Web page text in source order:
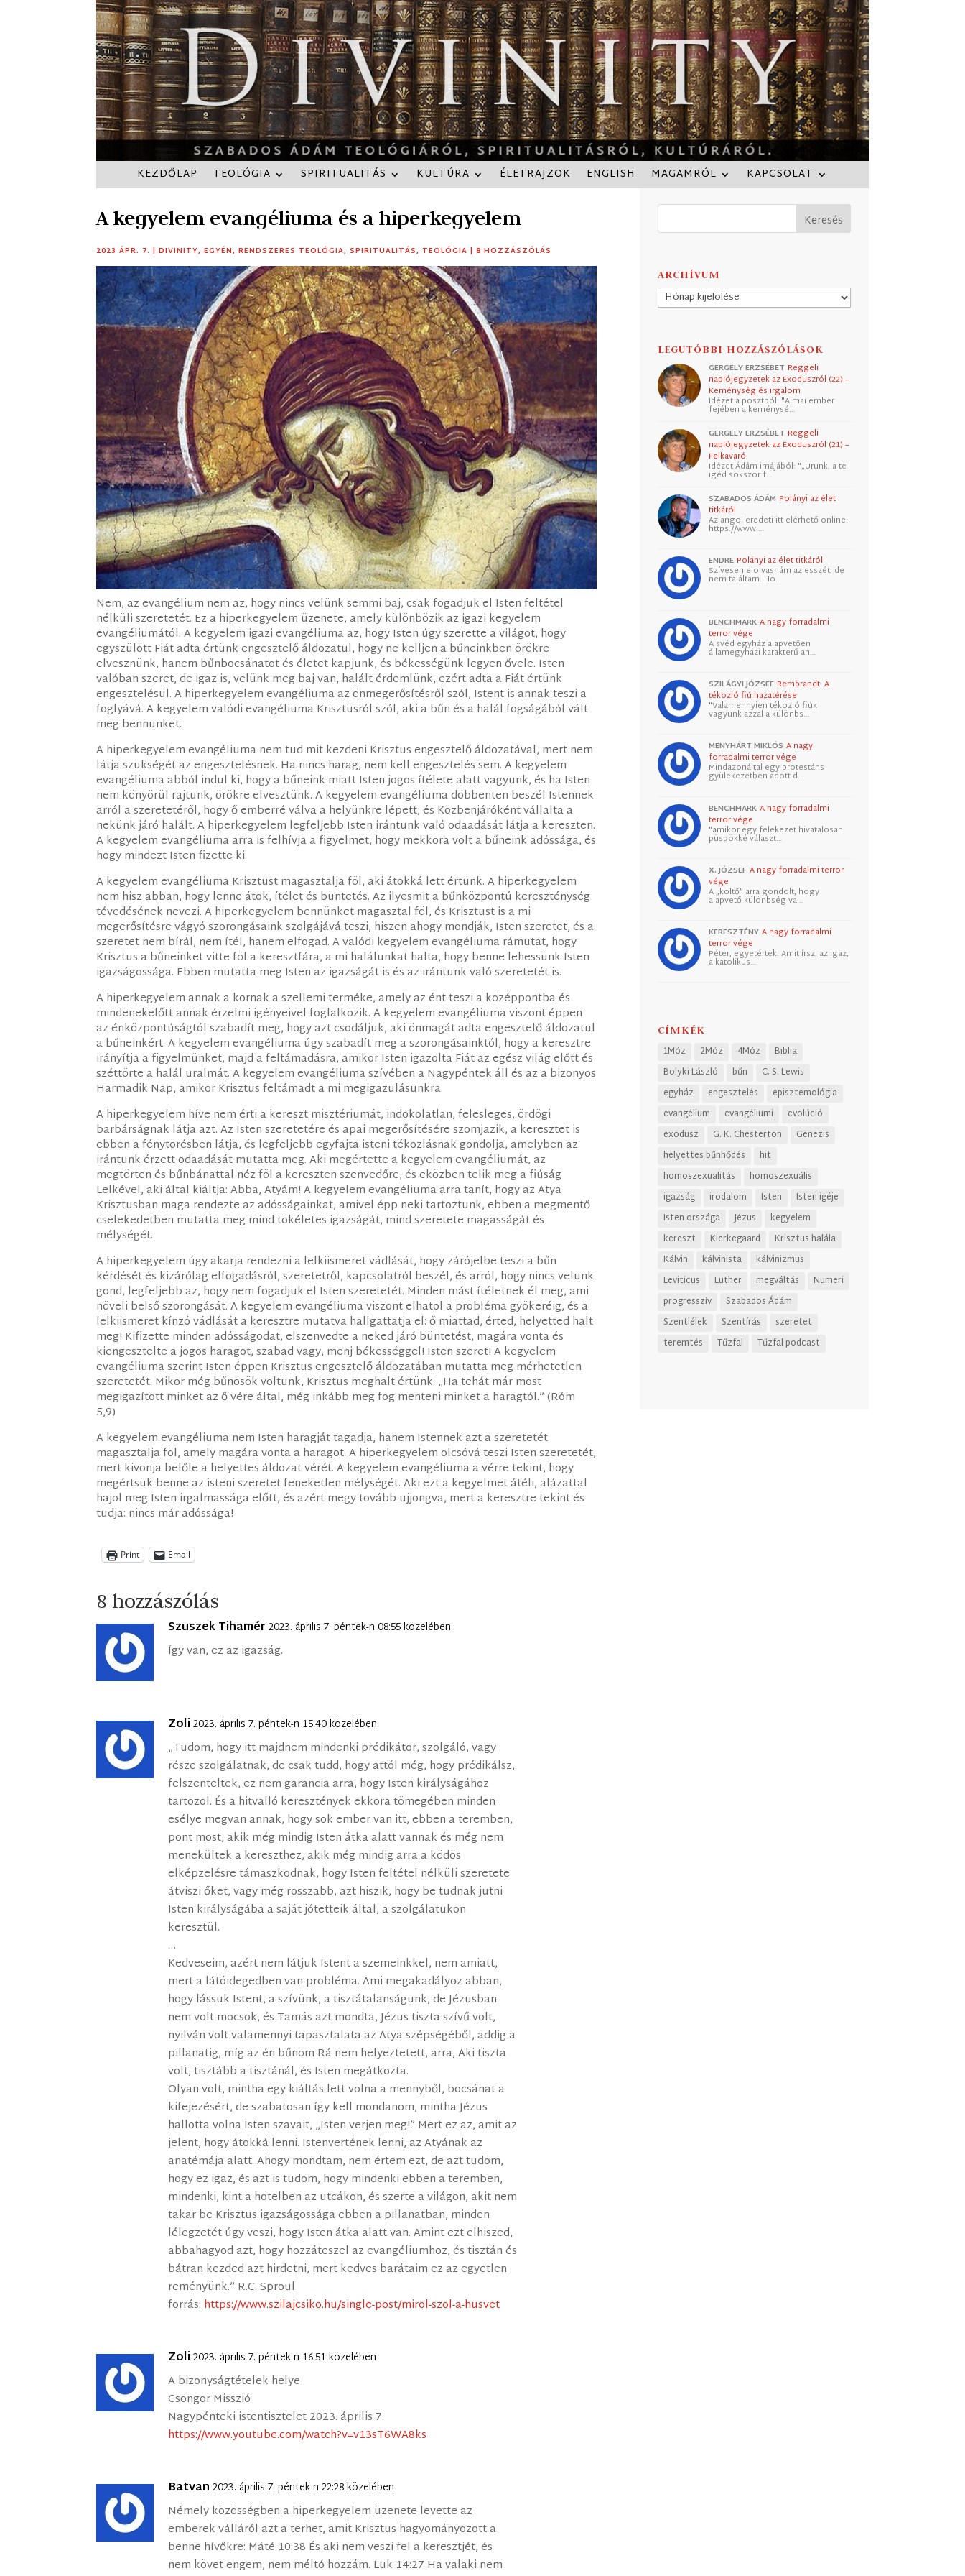
KEZDŐLAP TEOLÓGIA SPIRITUALITÁS KULTÚRA ÉLETRAJZOK ENGLISH MAGAMRÓL KAPCSOLAT
A kegyelem evangéliuma és a hiperkegyelem
2023 ÁPR. 7. |DIVINITY,EGYÉN,RENDSZERES TEOLÓGIA,SPIRITUALITÁS, TEOLÓGIA |8 HOZZÁSZÓLÁS
Nem, az evangélium nem az, hogy nincs velünk semmi baj, csak fogadjuk el Isten feltétel
nélküli szeretetét. Ez a hiperkegyelem üzenete, amely különbözik az igazi kegyelem
evangéliumától. A kegyelem igazi evangéliuma az, hogy Isten úgy szerette a világot, hogy
egyszülött Fiát adta értünk engesztelő áldozatul, hogy ne kelljen a bűneinkben örökre
elvesznünk, hanem bűnbocsánatot és életet kapjunk, és békességünk legyen ővele. Isten
valóban szeret, de igaz is, velünk meg baj van, halált érdemlünk, ezért adta a Fiát értünk
engesztelésül. A hiperkegyelem evangéliuma az önmegerősítésről szól, Istent is annak teszi a
foglyává. A kegyelem valódi evangéliuma Krisztusról szól, aki a bűn és a halál fogságából vált
meg bennünket.
A hiperkegyelem evangéliuma nem tud mit kezdeni Krisztus engesztelő áldozatával, mert nem
látja szükségét az engesztelésnek. Ha nincs harag, nem kell engesztelés sem. A kegyelem
evangéliuma abból indul ki, hogy a bűneink miatt Isten jogos ítélete alatt vagyunk, és ha Isten
nem könyörül rajtunk, örökre elvesztünk. A kegyelem evangéliuma döbbenten beszél Istennek
arról a szeretetéről, hogy ő emberré válva a helyünkre lépett, és Közbenjáróként vállalta a
nekünk járó halált. A hiperkegyelem legfeljebb Isten irántunk való odaadását látja a kereszten.
A kegyelem evangéliuma arra is felhívja a figyelmet, hogy mekkora volt a bűneink adóssága, és
hogy mindezt Isten fizette ki.
A kegyelem evangéliuma Krisztust magasztalja föl, aki átokká lett értünk. A hiperkegyelem
nem hisz abban, hogy lenne átok, ítélet és büntetés. Az ilyesmit a bűnközpontú kereszténység
tévedésének nevezi. A hiperkegyelem bennünket magasztal föl, és Krisztust is a mi
megerősítésre vágyó szorongásaink szolgájává teszi, hiszen ahogy mondják, Isten szeretet, és a
szeretet nem bírál, nem ítél, hanem elfogad. A valódi kegyelem evangéliuma rámutat, hogy
Krisztus a bűneinket vitte föl a keresztfára, a mi halálunkat halta, hogy benne lehessünk Isten
igazságossága. Ebben mutatta meg Isten az igazságát is és az irántunk való szeretetét is.
A hiperkegyelem annak a kornak a szellemi terméke, amely az ént teszi a középpontba és
mindenekelőtt annak érzelmi igényeivel foglalkozik. A kegyelem evangéliuma viszont éppen
az énközpontúságtól szabadít meg, hogy azt csodáljuk, aki önmagát adta engesztelő áldozatul
a bűneinkért. A kegyelem evangéliuma úgy szabadít meg a szorongásainktól, hogy a keresztre
irányítja a figyelmünket, majd a feltámadásra, amikor Isten igazolta Fiát az egész világ előtt és
széttörte a halál uralmát. A kegyelem evangéliuma szívében a Nagypéntek áll és az a bizonyos
Harmadik Nap, amikor Krisztus feltámadt a mi megigazulásunkra.
A hiperkegyelem híve nem érti a kereszt misztériumát, indokolatlan, felesleges, ördögi
barbárságnak látja azt. Az Isten szeretetére és apai megerősítésére szomjazik, a keresztet is
ebben a fénytörésben látja, és legfeljebb egyfajta isteni tékozlásnak gondolja, amelyben az
irántunk érzett odaadását mutatta meg. Aki megértette a kegyelem evangéliumát, az
megtörten és bűnbánattal néz föl a kereszten szenvedőre, és eközben telik meg a fiúság
Lelkével, aki által kiáltja: Abba, Atyám! A kegyelem evangéliuma arra tanít, hogy az Atya
Krisztusban maga rendezte az adósságainkat, amivel épp neki tartoztunk, ebben a megmentő
cselekedetben mutatta meg mind tökéletes igazságát, mind szeretete magasságát és
mélységét.
A hiperkegyelem úgy akarja rendezni a lelkiismeret vádlását, hogy zárójelbe teszi a bűn
kérdését és kizárólag elfogadásról, szeretetről, kapcsolatról beszél, és arról, hogy nincs velünk
gond, legfeljebb az, hogy nem fogadjuk el Isten szeretetét. Minden mást ítéletnek él meg, ami
növeli belső szorongását. A kegyelem evangéliuma viszont elhatol a probléma gyökeréig, és a
lelkiismeret kínzó vádlását a keresztre mutatva hallgattatja el: ő miattad, érted, helyetted halt
meg! Kifizette minden adósságodat, elszenvedte a neked járó büntetést, magára vonta és
kiengesztelte a jogos haragot, szabad vagy, menj békességgel! Isten szeret! A kegyelem
evangéliuma szerint Isten éppen Krisztus engesztelő áldozatában mutatta meg mérhetetlen
szeretetét. Mikor még bűnösök voltunk, Krisztus meghalt értünk. „Ha tehát már most
megigazított minket az ő vére által, még inkább meg fog menteni minket a haragtól.” (Róm
5,9)
A kegyelem evangéliuma nem Isten haragját tagadja, hanem Istennek azt a szeretetét
magasztalja föl, amely magára vonta a haragot. A hiperkegyelem olcsóvá teszi Isten szeretetét,
mert kivonja belőle a helyettes áldozat vérét. A kegyelem evangéliuma a vérre tekint, hogy
megértsük benne az isteni szeretet feneketlen mélységét. Aki ezt a kegyelmet átéli, alázattal
hajol meg Isten irgalmassága előtt, és azért megy tovább ujjongva, mert a keresztre tekint és
tudja: nincs már adóssága!
Print Email
8 hozzászólás
Szuszek Tihamér 2023. április 7. péntek-n 08:55 közelében
Így van, ez az igazság.
Zoli2023. április 7. péntek-n 15:40 közelében
„Tudom, hogy itt majdnem mindenki prédikátor, szolgáló, vagy
része szolgálatnak, de csak tudd, hogy attól még, hogy prédikálsz,
felszenteltek, ez nem garancia arra, hogy Isten királyságához
tartozol. És a hitvalló keresztények ekkora tömegében minden
esélye megvan annak, hogy sok ember van itt, ebben a teremben,
pont most, akik még mindig Isten átka alatt vannak és még nem
menekültek a kereszthez, akik még mindig arra a ködös
elképzelésre támaszkodnak, hogy Isten feltétel nélküli szeretete
átviszi őket, vagy még rosszabb, azt hiszik, hogy be tudnak jutni
Isten királyságába a saját jótetteik által, a szolgálatukon
keresztül.
…
Kedveseim, azért nem látjuk Istent a szemeinkkel, nem amiatt,
mert a látóidegedben van probléma. Ami megakadályoz abban,
hogy lássuk Istent, a szívünk, a tisztátalanságunk, de Jézusban
nem volt mocsok, és Tamás azt mondta, Jézus tiszta szívű volt,
nyilván volt valamennyi tapasztalata az Atya szépségéből, addig a
pillanatig, míg az én bűnöm Rá nem helyeztetett, arra, Aki tiszta
volt, tisztább a tisztánál, és Isten megátkozta.
Olyan volt, mintha egy kiáltás lett volna a mennyből, bocsánat a
kifejezésért, de szabatosan így kell mondanom, mintha Jézus
hallotta volna Isten szavait, „Isten verjen meg!” Mert ez az, amit az
jelent, hogy átokká lenni. Istenvertének lenni, az Atyának az
anatémája alatt. Ahogy mondtam, nem értem ezt, de azt tudom,
hogy ez igaz, és azt is tudom, hogy mindenki ebben a teremben,
mindenki, kint a hotelben az utcákon, és szerte a világon, akit nem
takar be Krisztus igazságossága ebben a pillanatban, minden
lélegzetét úgy veszi, hogy Isten átka alatt van. Amint ezt elhiszed,
abbahagyod azt, hogy hozzáteszel az evangéliumhoz, és tisztán és
bátran kezded azt hirdetni, mert kedves barátaim ez az egyetlen
reményünk.” R.C. Sproul
forrás: https://www.szilajcsiko.hu/single-post/mirol-szol-a-husvet
Zoli2023. április 7. péntek-n 16:51 közelében
A bizonyságtételek helye
Csongor Misszió
Nagypénteki istentisztelet 2023. április 7.
https://www.youtube.com/watch?v=v13sT6WA8ks
Batvan 2023. április 7. péntek-n 22:28 közelében
Némely közösségben a hiperkegyelem üzenete levette az
emberek válláról azt a terhet, amit Krisztus hagyományozott a
benne hívőkre: Máté 10:38 És aki nem veszi fel a keresztjét, és
nem követ engem, nem méltó hozzám. Luk 14:27 Ha valaki nem
ARCHÍVUM
Archívum
LEGUTÓBBI HOZZÁSZÓLÁSOK
GERGELY ERZSÉBET Reggeli
naplójegyzetek az Exoduszról (22) –
Keménység és irgalom
Idézet a posztból: "A mai ember
fejében a keménysé…
GERGELY ERZSÉBET Reggeli
naplójegyzetek az Exoduszról (21) –
Felkavaró
Idézet Ádám imájából: "„Urunk, a te
igéd sokszor f…
SZABADOS ÁDÁM Polányi az élet
titkáról
Az angol eredeti itt elérhető online:
https://www.…
ENDRE Polányi az élet titkáról
Szívesen elolvasnám az esszét, de
nem találtam. Ho…
BENCHMARK A nagy forradalmi
terror vége
A svéd egyház alapvetően
államegyházi karakterű an…
SZILÁGYI JÓZSEF Rembrandt: A
tékozló fiú hazatérése
"Valamennyien tékozló fiúk
vagyunk azzal a különbs…
MENYHÁRT MIKLÓS A nagy
forradalmi terror vége
Mindazonáltal egy protestáns
gyülekezetben adott d…
BENCHMARK A nagy forradalmi
terror vége
"amikor egy felekezet hivatalosan
püspökké választ…
X. JÓZSEF A nagy forradalmi terror
vége
A „költő” arra gondolt, hogy
alapvető különbség va…
KERESZTÉNY A nagy forradalmi
terror vége
Péter, egyetértek. Amit írsz, az igaz,
a katolikus…
CÍMKÉK
1Móz 2Móz 4Móz
Biblia
Bolyki László
bűn
C. S. Lewis
egyház
engesztelés
episztemológia
evangélium
evangéliumi
evolúció
exodusz
G. K. Chesterton
Genezis
helyettes bűnhődés
hit
homoszexualitás
homoszexuális
igazság
irodalom Isten
Isten igéje
Isten országa
Jézus
kegyelem
kereszt
Kierkegaard
Krisztus halála
Kálvin
kálvinista
kálvinizmus
Leviticus
Luther megváltás
Numeri
progresszív
Szabados Ádám
Szentlélek
Szentírás
szeretet
teremtés
Tűzfal Tűzfal podcast